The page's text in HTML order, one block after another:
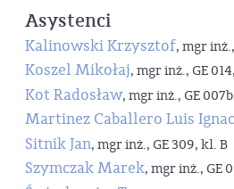
Asystenci
Kalinowski Krzysztof, mgr
Koszel Mikołaj, mgr inż., GE
Kot Radosław, mgr inż., GE
Martinez Caballero Luis
Sitnik Jan, mgr inż., GE 309, kl. B
Szymczak Marek, mgr inż., GE